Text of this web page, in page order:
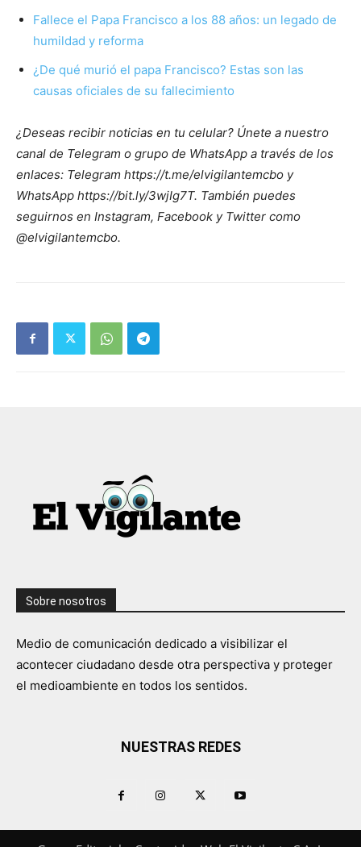
Fallece el Papa Francisco a los 88 años: un legado de
humildad y reforma
¿De qué murió el papa Francisco? Estas son las
causas oficiales de su fallecimiento
¿Deseas recibir noticias en tu celular? Únete a nuestro
canal de Telegram o grupo de WhatsApp a través de los
enlaces: Telegram https://t.me/elvigilantemcbo y
WhatsApp https://bit.ly/3wjIg7T. También puedes
seguirnos en Instagram, Facebook y Twitter como
@elvigilantemcbo.
Sobre nosotros
Medio de comunicación dedicado a visibilizar el
acontecer ciudadano desde otra perspectiva y proteger
el medioambiente en todos los sentidos.
NUESTRAS REDES